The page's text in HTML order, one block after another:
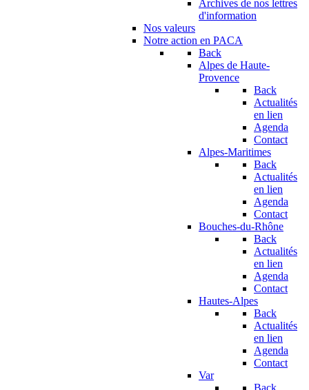
Archives de nos lettres
d'information
Nos valeurs
Notre action en PACA
Back
Alpes de Haute-
Provence
Back
Actualités
en lien
Agenda
Contact
Alpes-Maritimes
Back
Actualités
en lien
Agenda
Contact
Bouches-du-Rhône
Back
Actualités
en lien
Agenda
Contact
Hautes-Alpes
Back
Actualités
en lien
Agenda
Contact
Var
Back